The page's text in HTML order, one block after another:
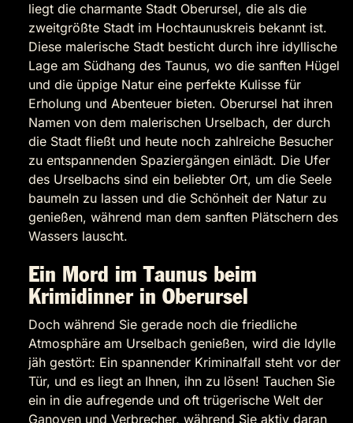
liegt die charmante Stadt Oberursel, die als die
zweitgrößte Stadt im Hochtaunuskreis bekannt ist.
Diese malerische Stadt besticht durch ihre idyllische
Lage am Südhang des Taunus, wo die sanften Hügel
und die üppige Natur eine perfekte Kulisse für
Erholung und Abenteuer bieten. Oberursel hat ihren
Namen von dem malerischen Urselbach, der durch
die Stadt fließt und heute noch zahlreiche Besucher
zu entspannenden Spaziergängen einlädt. Die Ufer
des Urselbachs sind ein beliebter Ort, um die Seele
baumeln zu lassen und die Schönheit der Natur zu
genießen, während man dem sanften Plätschern des
Wassers lauscht.
Ein Mord im Taunus beim
Krimidinner in Oberursel
Doch während Sie gerade noch die friedliche
Atmosphäre am Urselbach genießen, wird die Idylle
jäh gestört: Ein spannender Kriminalfall steht vor der
Tür, und es liegt an Ihnen, ihn zu lösen! Tauchen Sie
ein in die aufregende und oft trügerische Welt der
Ganoven und Verbrecher, während Sie aktiv daran